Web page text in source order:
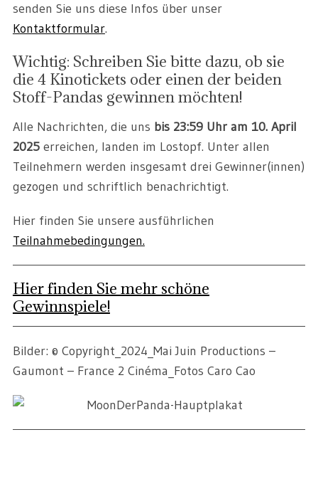
senden Sie uns diese Infos über unser
Kontaktformular.
Wichtig: Schreiben Sie bitte dazu, ob sie
die 4 Kinotickets oder einen der beiden
Stoff-Pandas gewinnen möchten!
Alle Nachrichten, die uns bis 23:59 Uhr am 10. April
2025 erreichen, landen im Lostopf. Unter allen
Teilnehmern werden insgesamt drei Gewinner(innen)
gezogen und schriftlich benachrichtigt.
Hier finden Sie unsere ausführlichen
Teilnahmebedingungen.
Hier finden Sie mehr schöne
Gewinnspiele!
Bilder: © Copyright_2024_Mai Juin Productions –
Gaumont – France 2 Cinéma_Fotos Caro Cao